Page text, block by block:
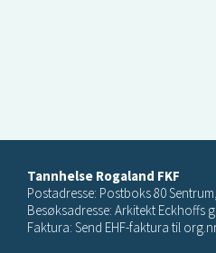
Tannhelse Rogaland FKF
Postadresse: Postboks 80
Besøksadresse: Arkitekt Eckhoffs
Faktura: Send EHF-faktura til